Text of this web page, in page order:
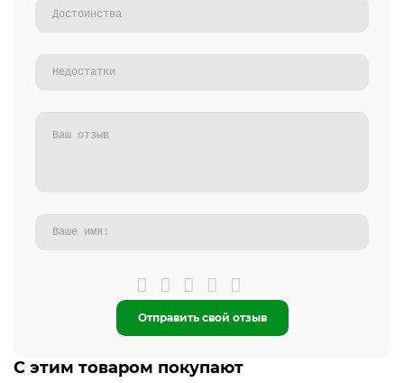
Отправить свой отзыв
С этим товаром покупают